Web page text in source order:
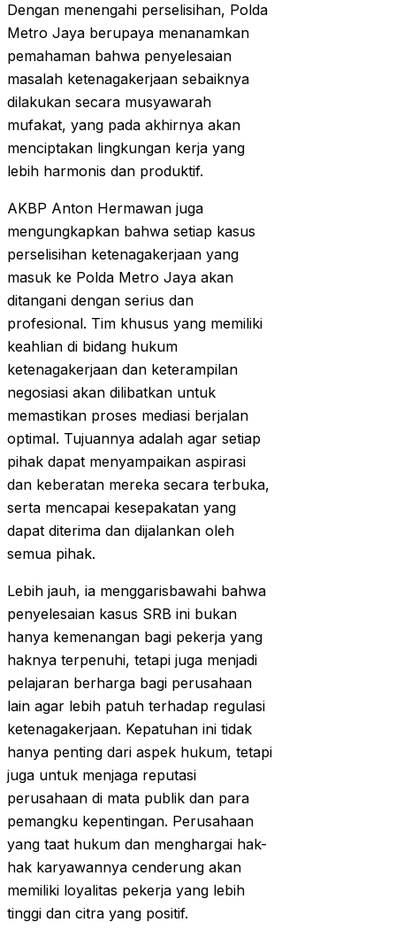
Dengan menengahi perselisihan, Polda
Metro Jaya berupaya menanamkan
pemahaman bahwa penyelesaian
masalah ketenagakerjaan sebaiknya
dilakukan secara musyawarah
mufakat, yang pada akhirnya akan
menciptakan lingkungan kerja yang
lebih harmonis dan produktif.
AKBP Anton Hermawan juga
mengungkapkan bahwa setiap kasus
perselisihan ketenagakerjaan yang
masuk ke Polda Metro Jaya akan
ditangani dengan serius dan
profesional. Tim khusus yang memiliki
keahlian di bidang hukum
ketenagakerjaan dan keterampilan
negosiasi akan dilibatkan untuk
memastikan proses mediasi berjalan
optimal. Tujuannya adalah agar setiap
pihak dapat menyampaikan aspirasi
dan keberatan mereka secara terbuka,
serta mencapai kesepakatan yang
dapat diterima dan dijalankan oleh
semua pihak.
Lebih jauh, ia menggarisbawahi bahwa
penyelesaian kasus SRB ini bukan
hanya kemenangan bagi pekerja yang
haknya terpenuhi, tetapi juga menjadi
pelajaran berharga bagi perusahaan
lain agar lebih patuh terhadap regulasi
ketenagakerjaan. Kepatuhan ini tidak
hanya penting dari aspek hukum, tetapi
juga untuk menjaga reputasi
perusahaan di mata publik dan para
pemangku kepentingan. Perusahaan
yang taat hukum dan menghargai hak-
hak karyawannya cenderung akan
memiliki loyalitas pekerja yang lebih
tinggi dan citra yang positif.